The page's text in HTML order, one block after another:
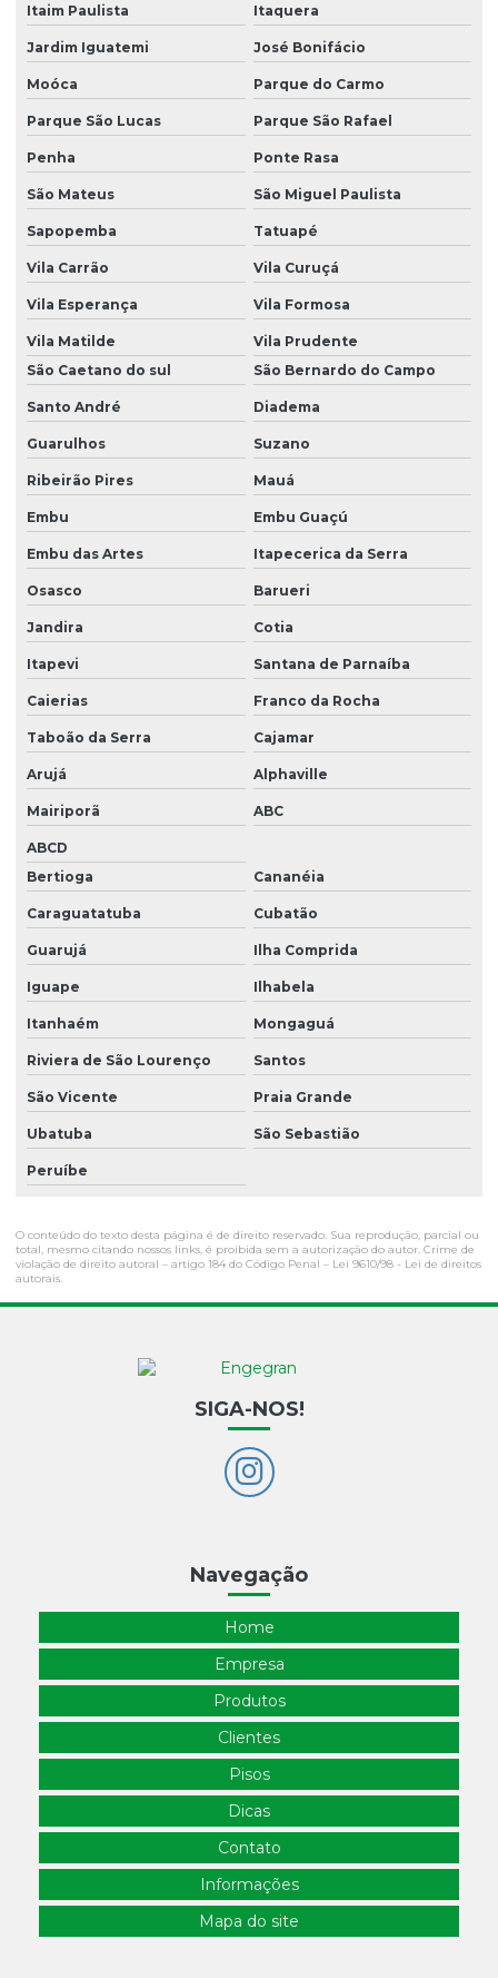
Itaim Paulista Itaquera
Jardim Iguatemi José Bonifácio
Moóca Parque do Carmo
Parque São Lucas Parque São Rafael
Penha Ponte Rasa
São Mateus São Miguel Paulista
Sapopemba Tatuapé
Vila Carrão Vila Curuçá
Vila Esperança Vila Formosa
Vila Matilde
Vila Prudente
São Caetano do sul
São Bernardo do Campo
Santo André Diadema
Guarulhos Suzano
Ribeirão Pires Mauá
Embu Embu Guaçú
Embu das Artes Itapecerica da Serra
Osasco Barueri
Jandira Cotia
Itapevi Santana de Parnaíba
Caierias Franco da Rocha
Taboão da Serra Cajamar
Arujá Alphaville
Mairiporã ABC
ABCD
Bertioga
Cananéia
Caraguatatuba Cubatão
Guarujá Ilha Comprida
Iguape Ilhabela
Itanhaém Mongaguá
Riviera de São Lourenço Santos
São Vicente Praia Grande
Ubatuba São Sebastião
Peruíbe
O conteúdo do texto desta página é de direito reservado. Sua reprodução, parcial ou
total, mesmo citando nossos links, é proibida sem a autorização do autor. Crime de
violação de direito autoral – artigo 184 do Código Penal – Lei 9610/98 - Lei de direitos
autorais
SIGA-NOS!
Navegação
Home
Empresa
Produtos
Clientes
Pisos
Dicas
Contato
Informações
Mapa do site